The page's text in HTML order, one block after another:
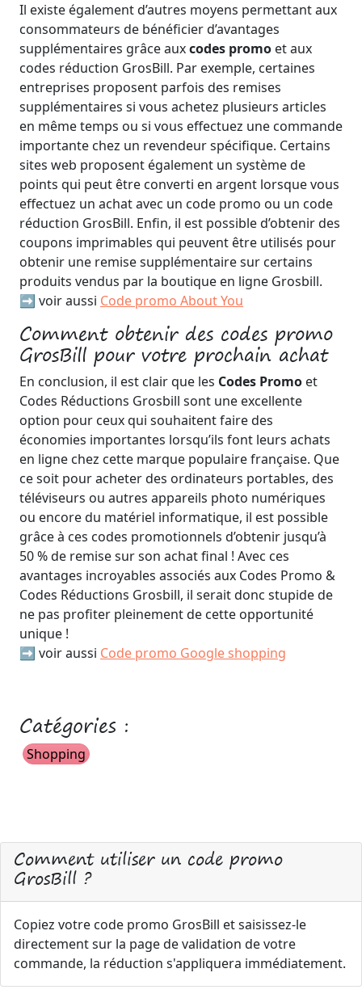
Il existe également d’autres moyens permettant aux
consommateurs de bénéficier d’avantages
supplémentaires grâce auxcodes promo et aux
codes réduction GrosBill. Par exemple, certaines
entreprises proposent parfois des remises
supplémentaires si vous achetez plusieurs articles
en même temps ou si vous effectuez une commande
importante chez un revendeur spécifique. Certains
sites web proposent également un système de
points qui peut être converti en argent lorsque vous
effectuez un achat avec un code promo ou un code
réduction GrosBill. Enfin, il est possible d’obtenir des
coupons imprimables qui peuvent être utilisés pour
obtenir une remise supplémentaire sur certains
produits vendus par la boutique en ligne Grosbill.
➡️ voir aussi Code promo About You
Comment obtenir des codes promo
GrosBill pour votre prochain achat
En conclusion, il est clair que les Codes Promo et
Codes Réductions Grosbill sont une excellente
option pour ceux qui souhaitent faire des
économies importantes lorsqu’ils font leurs achats
en ligne chez cette marque populaire française. Que
ce soit pour acheter des ordinateurs portables, des
téléviseurs ou autres appareils photo numériques
ou encore du matériel informatique, il est possible
grâce à ces codes promotionnels d’obtenir jusqu’à
50 % de remise sur son achat final ! Avec ces
avantages incroyables associés aux Codes Promo &
Codes Réductions Grosbill, il serait donc stupide de
ne pas profiter pleinement de cette opportunité
unique !
➡️ voir aussi Code promo Google shopping
Catégories :
Shopping
Comment utiliser un code promo
GrosBill ?
Copiez votre code promo GrosBill et saisissez-le
directement sur la page de validation de votre
commande, la réduction s'appliquera immédiatement.